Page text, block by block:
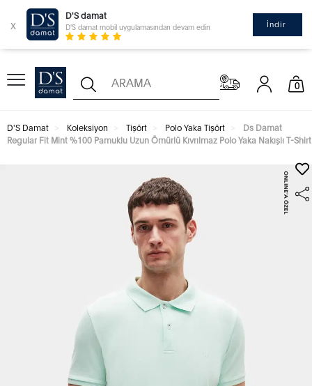
x
D'S damat
D'S damat mobil uygulamasından devam edin İndir
0
D'S Damat Koleksiyon Tişört Polo Yaka Tişört
Ds Damat
Regular Fit Mint %100 Pamuklu Uzun Ömürlü Kıvrılmaz Polo Yaka Nakışlı T-Shirt